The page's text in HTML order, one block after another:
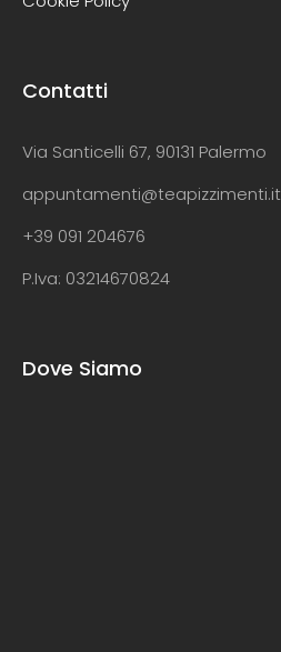
Contatti
Via Santicelli 67, 90131 Palermo
appuntamenti@teapizzimenti.it
+39 091 204676
P.Iva: 03214670824
Dove Siamo